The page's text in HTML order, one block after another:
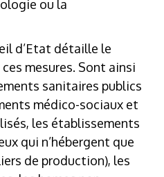
ou la
d’Etat détaille le
mesures. Sont ainsi
sanitaires publics
médico-sociaux et
les établissements
qui n’hébergent que
de production), les